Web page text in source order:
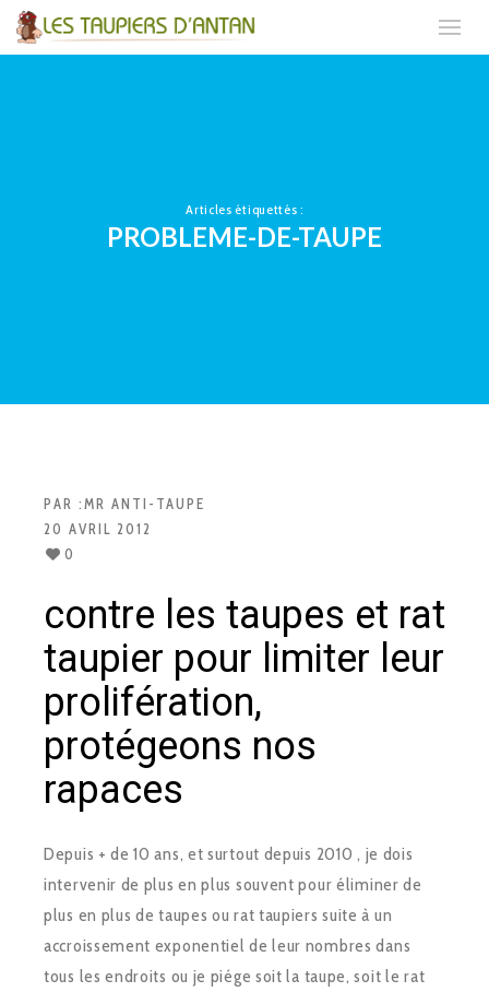
Articles étiquettés :
PROBLEME-DE-TAUPE
PAR :MR ANTI-TAUPE
20 AVRIL 2012
0
contre les taupes et rat
taupier pour limiter leur
prolifération,
protégeons nos
rapaces
Depuis + de 10 ans, et surtout depuis 2010 , je dois
intervenir de plus en plus souvent pour éliminer de
plus en plus de taupes ou rat taupiers suite à un
accroissement exponentiel de leur nombres dans
tous les endroits ou je piége soit la taupe, soit le rat